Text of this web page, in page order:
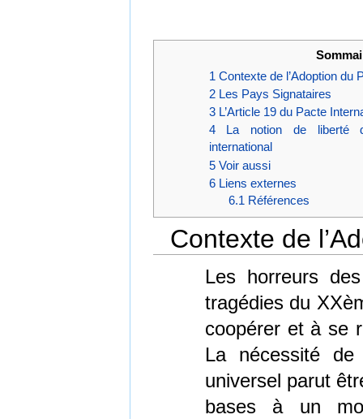
1 Contexte de l’Adoption du
2 Les Pays Signataires
3 L’Article 19 du Pacte
4
La notion de liberté
international
5 Voir aussi
6 Liens externes
6.1 Références
Contexte de
Les horreurs
tragédies du
coopérer et à se
La nécessité
universel parut
bases à un